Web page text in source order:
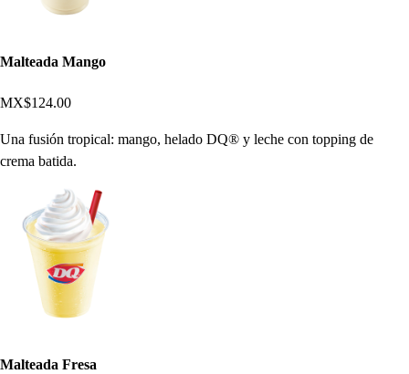
Malteada Mango
MX$124.00
Una fusión tropical: mango, helado DQ® y leche con topping de
crema batida.
Malteada Fresa